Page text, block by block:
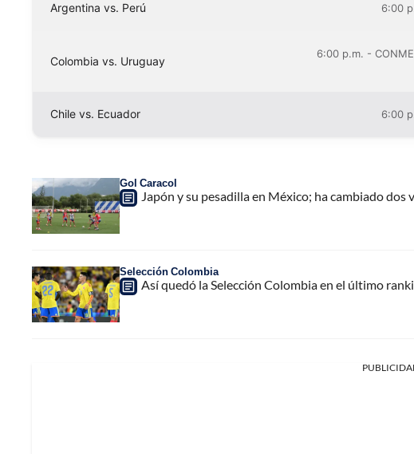
Argentina vs. Perú 6:00
Colombia vs. Uruguay
6:00 p.m. -
Chile vs. Ecuador 6:00
Gol Caracol
Japón y su pesadilla en México; ha cambiado dos
Selección Colombia
Así quedó la Selección Colombia en el último